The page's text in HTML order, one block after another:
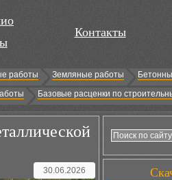
Контакты
работы Земляные работы
Базовые расценки по
30.06.2026